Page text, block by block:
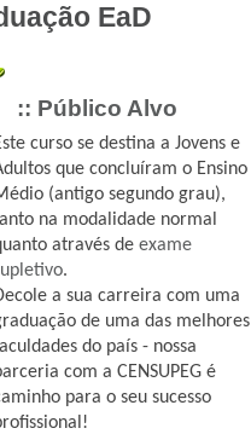
EaD
:: Público Alvo
curso se destina a Jovens e
que concluíram o Ensino
(antigo segundo grau),
na modalidade normal
através de exame
.
a sua carreira com uma
de uma das melhores
do país - nossa
com a CENSUPEG é
para o seu sucesso